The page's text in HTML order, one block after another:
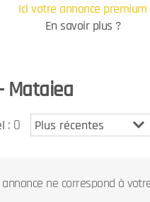
Ici votre annonce premium
En savoir plus ?
Mataiea
: 0
ne correspond à